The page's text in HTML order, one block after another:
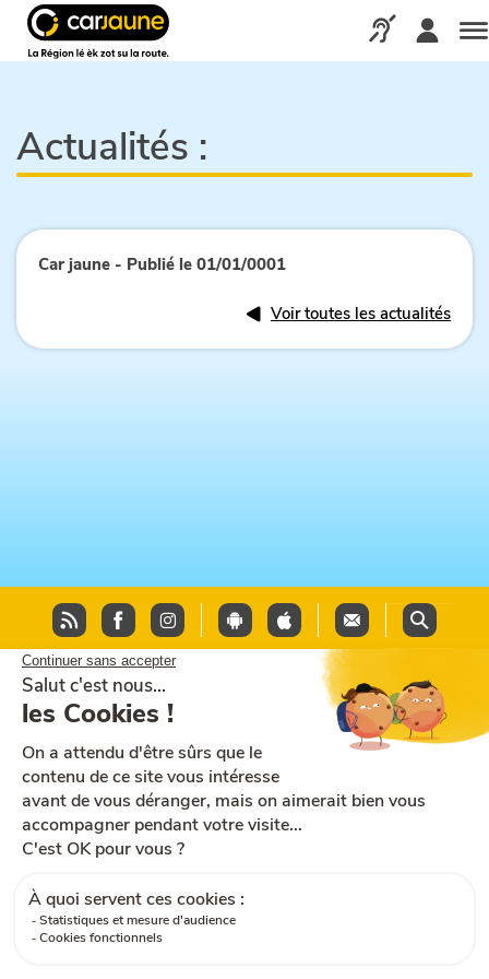
jaune
Appelez-nous
Actualités :
Car jaune - Publié le 01/01/0001
Voir toutes les actualités
Plan du site Aide et accessibilité
CGU
CGV
RGPD